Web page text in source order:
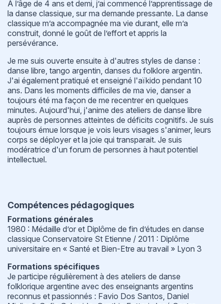
A l’âge de 4 ans et demi, j’ai commencé l’apprentissage de
la danse classique, sur ma demande pressante. La danse
classique m’a accompagnée ma vie durant, elle m’a
construit, donné le goût de l’effort et appris la
persévérance.
Je me suis ouverte ensuite à d'autres styles de danse :
danse libre, tango argentin, danses du folklore argentin.
J'ai également pratiqué et enseigné l'aïkido pendant 10
ans. Dans les moments difficiles de ma vie, danser a
toujours été ma façon de me recentrer en quelques
minutes. Aujourd'hui, j'anime des ateliers de danse libre
auprès de personnes atteintes de déficits cognitifs. Je suis
toujours émue lorsque je vois leurs visages s'animer, leurs
corps se déployer et la joie qui transparait. Je suis
modératrice d'un forum de personnes à haut potentiel
intellectuel.
Compétences pédagogiques
Formations générales
1980 : Médaille d’or et Diplôme de fin d’études en danse
classique Conservatoire St Etienne / 2011 : Diplôme
universitaire en « Santé et Bien-Etre au travail » Lyon 3
Formations spécifiques
Je participe régulièrement à des ateliers de danse
folklorique argentine avec des enseignants argentins
reconnus et passionnés : Favio Dos Santos, Daniel